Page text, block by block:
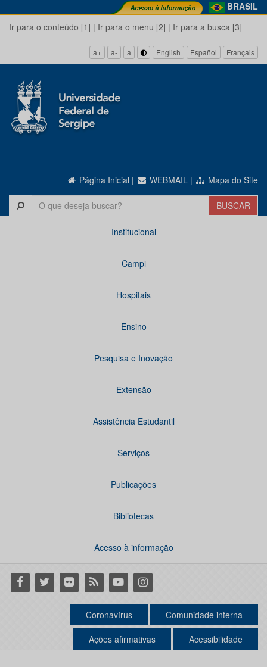
BRASIL
Ir para o conteúdo [1] | Ir para o menu [2] | Ir para a busca [3]
a+ a- a English Español Français
Página Inicial | WEBMAIL | Mapa do Site
Institucional
Campi
Hospitais
Ensino
Pesquisa e Inovação
Extensão
Assistência Estudantil
Serviços
Publicações
Bibliotecas
Acesso à informação
Facebook
Twitter Flickr RSS YoutubeInstagram
Coronavírus Comunidade interna
Ações afirmativas Acessibilidade